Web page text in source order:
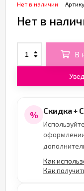
Нет в наличии
Нет в
В
% Скидка +
Как
Как